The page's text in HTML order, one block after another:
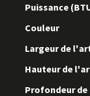
Puissance
Couleur
Largeur de
Hauteur de
Profondeur